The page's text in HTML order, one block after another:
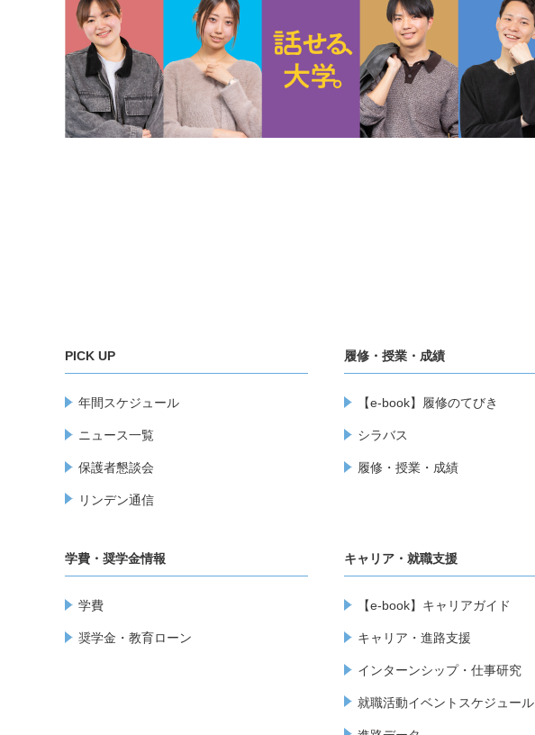
PICK UP
年間スケジュール
ニュース一覧
保護者懇談会
リンデン通信
履修・授業・成績
【e-book】履修のてびき
シラバス
履修・授業・成績
学費・奨学金情報
学費
奨学金・教育ローン
キャリア・就職支援
【e-book】キャリアガイド
キャリア・進路支援
インターンシップ・仕事研究
就職活動イベントスケジュール